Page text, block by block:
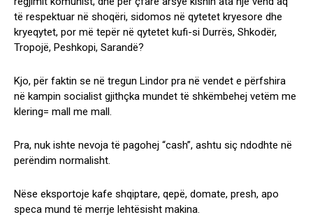
të respektuar në shoqëri, sidomos në qytetet kryesore dhe
kryeqytet, por më tepër në qytetet kufi-si Durrës, Shkodër,
Tropojë, Peshkopi, Sarandë?
Kjo, për faktin se në tregun Lindor pra në vendet e përfshira
në kampin socialist gjithçka mundet të shkëmbehej vetëm me
klering= mall me mall.
Pra, nuk ishte nevoja të pagohej “cash”, ashtu siç ndodhte në
perëndim normalisht.
Nëse eksportoje kafe shqiptare, qepë, domate, presh, apo
speca mund të merrje lehtësisht makina.